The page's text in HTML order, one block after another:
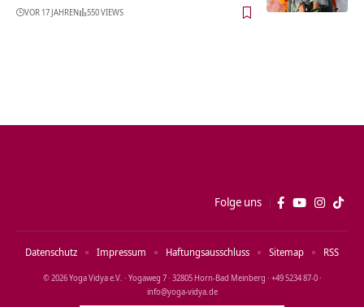
VOR 17 JAHREN 550 VIEWS
Folge uns
© 2026 Yoga Vidya e.V. · Yogaweg 7 · 32805 Horn‑Bad Meinberg · +49 5234 87‑0 ·
info@yoga‑vidya.de
Datenschutz Impressum Haftungsausschluss Sitemap RSS